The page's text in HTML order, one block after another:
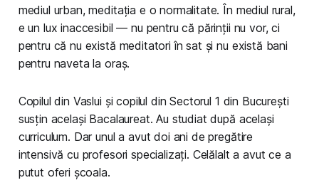
mediul urban, meditația e o normalitate. În mediul rural,
e un lux inaccesibil — nu pentru că părinții nu vor, ci
pentru că nu există meditatori în sat și nu există bani
pentru naveta la oraș.
Copilul din Vaslui și copilul din Sectorul 1 din București
susțin același Bacalaureat. Au studiat după același
curriculum. Dar unul a avut doi ani de pregătire
intensivă cu profesori specializați. Celălalt a avut ce a
putut oferi școala.